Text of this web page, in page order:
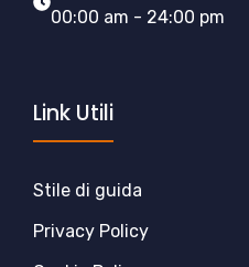
00:00 am - 24:00 pm
Link Utili
Stile di guida
Privacy Policy